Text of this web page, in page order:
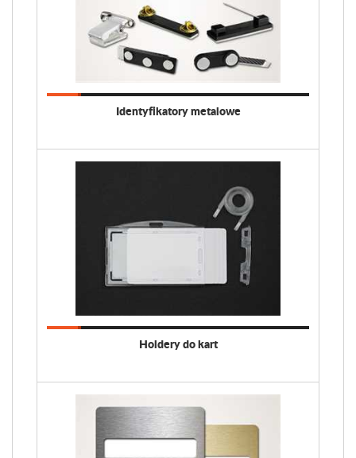
Identyfikatory metalowe
Holdery do kart